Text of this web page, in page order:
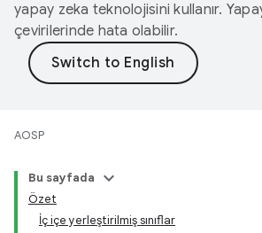
yapay zeka teknolojisini kullanır.
çevirilerinde hata olabilir.
AOSP
Bu sayfada
Özet
İç içe yerleştirilmiş sınıflar